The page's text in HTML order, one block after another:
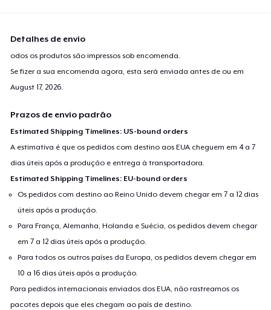
Detalhes de envio
odos os produtos são impressos sob encomenda.
Se fizer a sua encomenda agora, esta será enviada antes de ou em
August 17, 2026
Prazos de envio padrão
Estimated Shipping Timelines: US-bound orders
A estimativa é que os pedidos com destino aos EUA cheguem em 4 a 7
dias úteis após a produção e entrega à transportadora.
Estimated Shipping Timelines: EU-bound orders
Os pedidos com destino ao Reino Unido devem chegar em 7 a 12 dias
úteis após a produção.
Para França, Alemanha, Holanda e Suécia, os pedidos devem chegar
em 7 a 12 dias úteis após a produção.
Para todos os outros países da Europa, os pedidos devem chegar em
10 a 16 dias úteis após a produção.
Para pedidos internacionais enviados dos EUA, não rastreamos os
pacotes depois que eles chegam ao país de destino.